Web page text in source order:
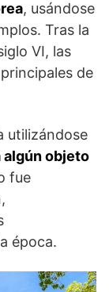
, usándose
Tras la
VI, las
de
utilizándose
objeto
fue
época.